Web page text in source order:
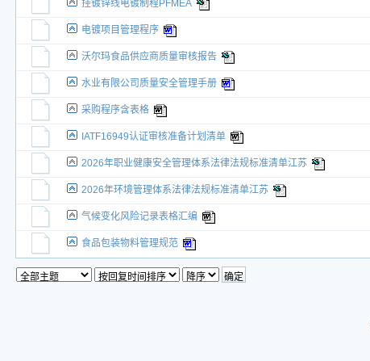
挂镀锌线电镀制程PFMEA
电镀项目管理程序
沃尔玛食品供应商质量审核报告
水业有限公司质量安全管理手册
采购程序含表格
IATF16949认证审核准备计划清单
2026年职业健康安全管理体系法律法规标准清单江苏
2026年环境管理体系法律法规标准清单江苏
气候变化风险记录表格汇编
食品包装物料管理规范